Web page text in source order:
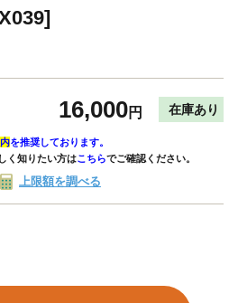
16,000円 在庫あり
を推奨しております。
く知りたい方はこちらでご確認ください。
上限額を調べる